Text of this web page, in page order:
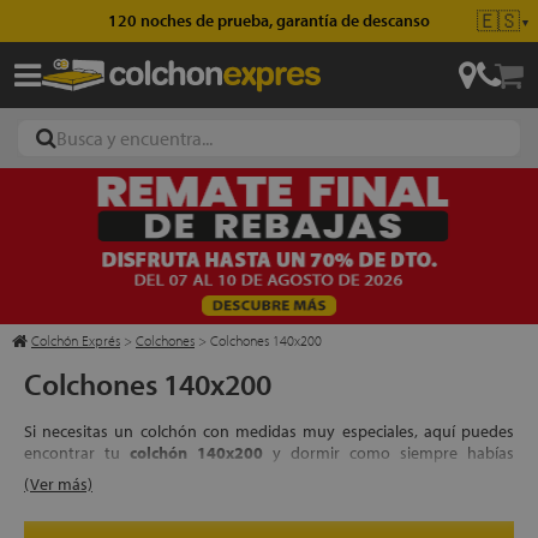
Envío gratis en pedidos superiores a 49€ 🇪🇸▼
Colchón Exprés > Colchones > Colchones 140x200
Colchones 140x200
Si necesitas un colchón con medidas muy especiales, aquí puedes
encontrar tu colchón 140x200 y dormir como siempre habías
imaginado.
que tengamos en la actualidad, tanto en nuestra tienda online como
(Ver más)